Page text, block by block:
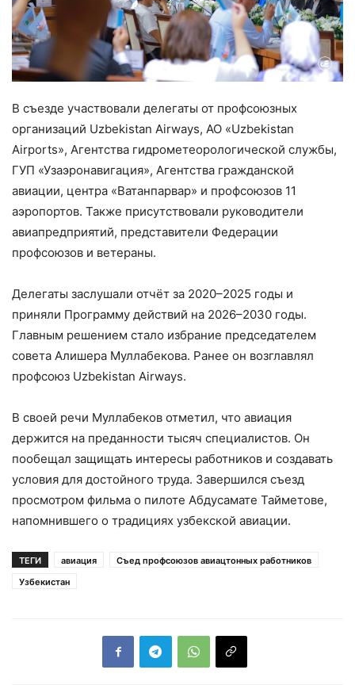
В съезде участвовали делегаты от профсоюзных
организаций Uzbekistan Airways, АО «Uzbekistan
Airports», Агентства гидрометеорологической службы,
ГУП «Узаэронавигация», Агентства гражданской
авиации, центра «Ватанпарвар» и профсоюзов 11
аэропортов. Также присутствовали руководители
авиапредприятий, представители Федерации
профсоюзов и ветераны.
Делегаты заслушали отчёт за 2020–2025 годы и
приняли Программу действий на 2026–2030 годы.
Главным решением стало избрание председателем
совета Алишера Муллабекова. Ранее он возглавлял
профсоюз Uzbekistan Airways.
В своей речи Муллабеков отметил, что авиация
держится на преданности тысяч специалистов. Он
пообещал защищать интересы работников и создавать
условия для достойного труда. Завершился съезд
просмотром фильма о пилоте Абдусамате Тайметове,
напомнившего о традициях узбекской авиации.
ТЕГИ авиация
Съед профсоюзов авиацтонных работников
Узбекистан